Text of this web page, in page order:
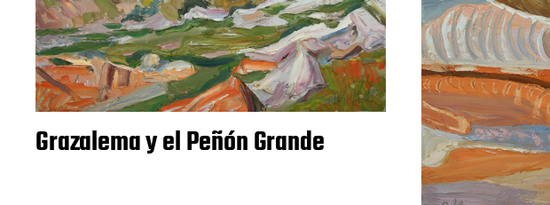
Grazalema y el Peñón Grande